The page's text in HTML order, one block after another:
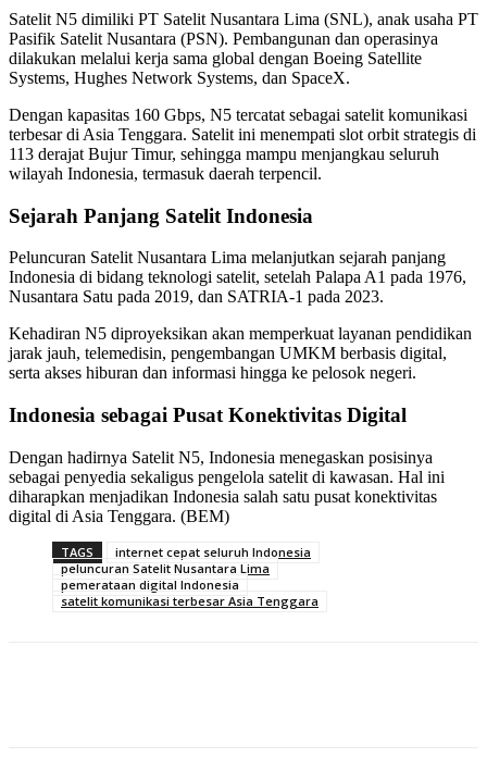
Satelit N5 dimiliki PT Satelit Nusantara Lima (SNL), anak usaha PT
Pasifik Satelit Nusantara (PSN). Pembangunan dan operasinya
dilakukan melalui kerja sama global dengan Boeing Satellite
Systems, Hughes Network Systems, dan SpaceX.
Dengan kapasitas 160 Gbps, N5 tercatat sebagai satelit komunikasi
terbesar di Asia Tenggara. Satelit ini menempati slot orbit strategis di
113 derajat Bujur Timur, sehingga mampu menjangkau seluruh
wilayah Indonesia, termasuk daerah terpencil.
Sejarah Panjang Satelit Indonesia
Peluncuran Satelit Nusantara Lima melanjutkan sejarah panjang
Indonesia di bidang teknologi satelit, setelah Palapa A1 pada 1976,
Nusantara Satu pada 2019, dan SATRIA-1 pada 2023.
Kehadiran N5 diproyeksikan akan memperkuat layanan pendidikan
jarak jauh, telemedisin, pengembangan UMKM berbasis digital,
serta akses hiburan dan informasi hingga ke pelosok negeri.
Indonesia sebagai Pusat Konektivitas Digital
Dengan hadirnya Satelit N5, Indonesia menegaskan posisinya
sebagai penyedia sekaligus pengelola satelit di kawasan. Hal ini
diharapkan menjadikan Indonesia salah satu pusat konektivitas
digital di Asia Tenggara. (BEM)
TAGS
internet cepat seluruh Indonesia
peluncuran Satelit Nusantara Lima
pemerataan digital Indonesia
satelit komunikasi terbesar Asia Tenggara